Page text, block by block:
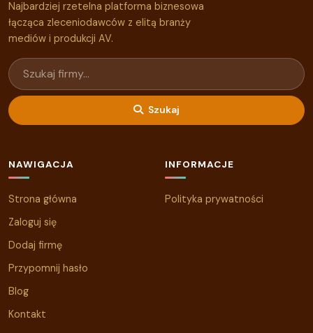
Najbardziej rzetelna platforma biznesowa
łącząca zleceniodawców z elitą branży
mediów i produkcji AV.
Szukaj
NAWIGACJA
Strona główna
Zaloguj się
Dodaj firmę
Przypomnij hasło
Blog
Kontakt
INFORMACJE
Polityka prywatności